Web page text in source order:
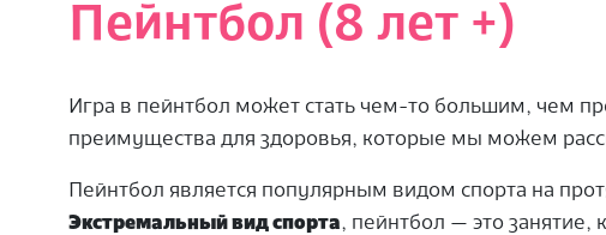
Пейнтбол (8 лет +)
Игра в пейнтбол может стать чем-то большим, чем
преимущества для здоровья, которые мы можем
Пейнтбол является популярным видом спорта на
Экстремальный вид спорта, пейнтбол — это занятие,